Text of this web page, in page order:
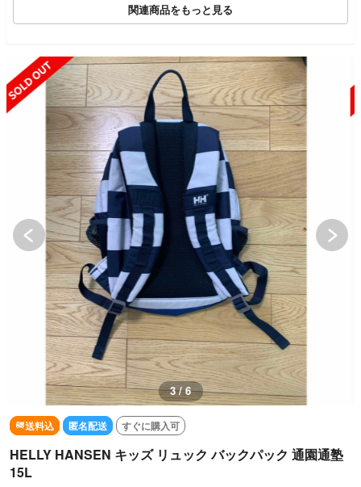
関連商品をもっと見る
SOLD OUT
3 / 6
送料込 匿名配送 すぐに購入可
HELLY HANSEN キッズ リュック バックパック 通園通塾
15L